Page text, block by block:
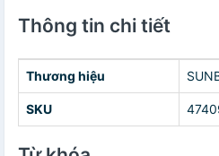
Thông tin chi tiết
Thương hiệu
SKU